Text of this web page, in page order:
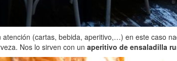
(cartas, bebida, aperitivo,…) en este caso
Nos lo sirven con un aperitivo de ensaladilla